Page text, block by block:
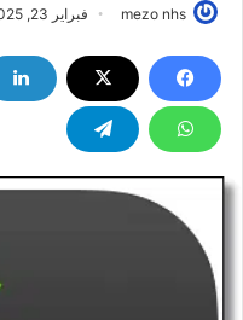
mezo nhs فبراير 23, 2025